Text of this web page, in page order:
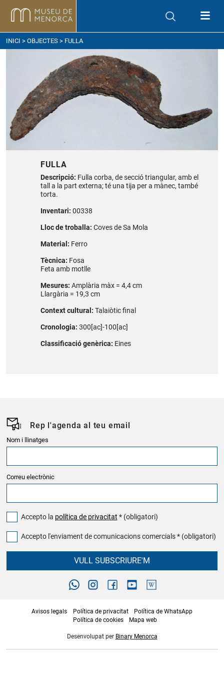
arribar
INICI > OBJECTES > FULLA
FULLA
Descripció: Fulla corba, de secció triangular, amb el
tall a la part externa; té una tija per a mànec, també
torta.
Inventari: 00338
Lloc de troballa: Coves de Sa Mola
Material: Ferro
Tècnica: Fosa
Feta amb motlle
Mesures: Amplària màx = 4,4 cm
Llargària = 19,3 cm
Context cultural: Talaiòtic final
Cronologia: 300[ac]-100[ac]
Classificació genèrica: Eines
Rep l'agenda al teu email
Nom i llinatges
Correu electrònic
Accepto la política de privacitat * (obligatori)
Accepto l'enviament de comunicacions comercials * (obligatori)
VULL SUBSCRIURE'M
Avisos legals Política de privacitat
Política de WhatsApp
Política de cookies
Mapa web
Desenvolupat per Binary Menorca